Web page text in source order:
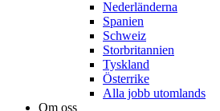
Nederländerna
Spanien
Schweiz
Storbritannien
Tyskland
Österrike
Alla jobb utomlands
Om oss